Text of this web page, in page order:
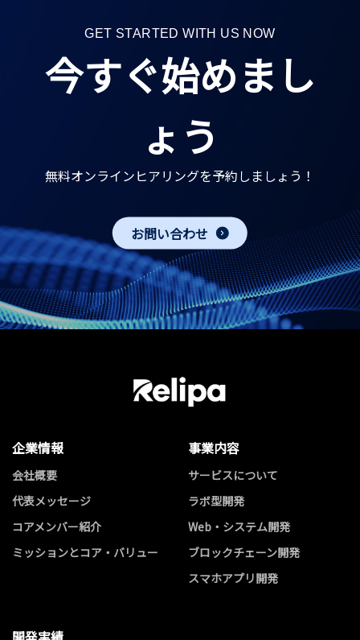
GET STARTED WITH US NOW
今すぐ始めまし
ょう
無料オンラインヒアリングを予約しましょう！
お問い合わせ
企業情報
会社概要
代表メッセージ
コアメンバー紹介
ミッションとコア・バリュー
事業内容
サービスについて
ラボ型開発
Web・システム開発
ブロックチェーン開発
スマホアプリ開発